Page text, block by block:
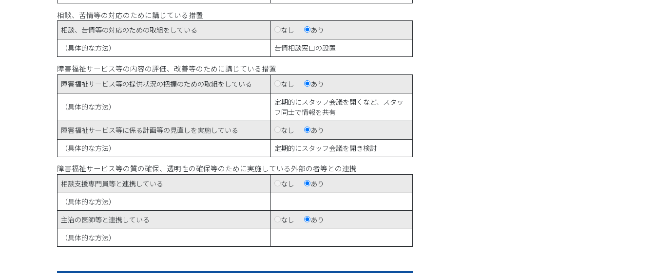
相談、苦情等の対応のために講じている措置
相談、苦情等の対応のための取組をしている なし
あり
（具体的な方法）
苦情相談窓口の設置
障害福祉サービス等の内容の評価、改善等のために講じている措置
障害福祉サービス等の提供状況の把握のための取組をしている なし あり
（具体的な方法）
定期的にスタッフ会議を開くなど、スタッ
フ同士で情報を共有
障害福祉サービス等に係る計画等の見直しを実施している
なし
あり
（具体的な方法）
定期的にスタッフ会議を開き検討
障害福祉サービス等の質の確保、透明性の確保等のために実施している外部の者等との連携
相談支援専門員等と連携している なし
あり
（具体的な方法）
主治の医師等と連携している
なし
あり
（具体的な方法）